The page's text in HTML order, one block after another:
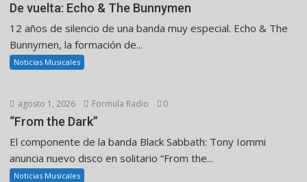
De vuelta: Echo & The Bunnymen
12 años de silencio de una banda muy especial. Echo & The
Bunnymen, la formación de...
Noticias Musicales
agosto 1, 2026 Formula Radio 0
“From the Dark”
El componente de la banda Black Sabbath: Tony Iommi
anuncia nuevo disco en solitario “From the...
Noticias Musicales